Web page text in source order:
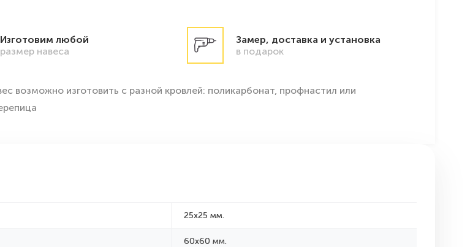
Изготовим любой
размер навеса
Замер, доставка и установка
в подарок
возможно изготовить с разной кровлей: поликарбонат, профнастил или
25х25 мм.
60х60 мм.